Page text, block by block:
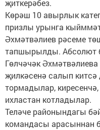
җиткерәбез.
Көрәш 10 авырлык
призлы урынга
Әхмәтвәлиев рәсеме
тапшырылды. Абсолют
Гөлчәчәк
җилкәсенә салып китсә
тормадылар,
ихластан котладылар.
Теләче районындагы
командасы арасыннан